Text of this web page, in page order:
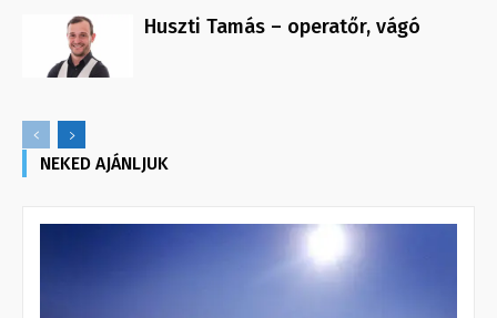
Huszti Tamás – operatőr, vágó
NEKED AJÁNLJUK